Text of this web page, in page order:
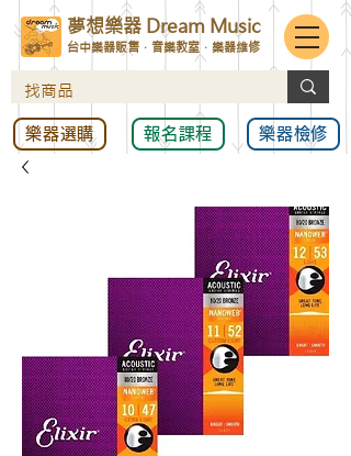
樂器選購 報名課程 樂器檢修
夢想樂器 Dream Music
台中樂器販售．音樂教室．樂器維修